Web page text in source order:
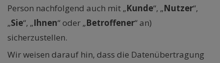
Person nachfolgend auch mit „Kunde“, „Nutzer“,
„Sie“, „Ihnen“ oder „Betroffener“ an)
sicherzustellen.
Wir weisen darauf hin, dass die Datenübertragung